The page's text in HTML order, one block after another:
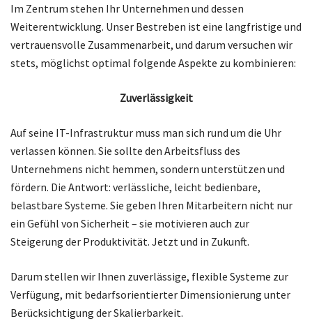
Im Zentrum stehen Ihr Unternehmen und dessen
Weiterentwicklung. Unser Bestreben ist eine langfristige und
vertrauensvolle Zusammenarbeit, und darum versuchen wir
stets, möglichst optimal folgende Aspekte zu kombinieren:
Zuverlässigkeit
Auf seine IT-Infrastruktur muss man sich rund um die Uhr
verlassen können. Sie sollte den Arbeitsfluss des
Unternehmens nicht hemmen, sondern unterstützen und
fördern. Die Antwort: verlässliche, leicht bedienbare,
belastbare Systeme. Sie geben Ihren Mitarbeitern nicht nur
ein Gefühl von Sicherheit – sie motivieren auch zur
Steigerung der Produktivität. Jetzt und in Zukunft.
Darum stellen wir Ihnen zuverlässige, flexible Systeme zur
Verfügung, mit bedarfsorientierter Dimensionierung unter
Berücksichtigung der Skalierbarkeit.